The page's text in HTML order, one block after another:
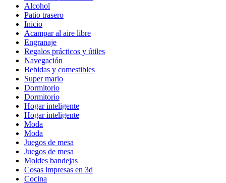
Alcohol
Patio trasero
Inicio
Acampar al aire libre
Engranaje
Regalos prácticos y útiles
Navegación
Bebidas y comestibles
Super mario
Dormitorio
Dormitorio
Hogar inteligente
Hogar inteligente
Moda
Moda
Juegos de mesa
Juegos de mesa
Moldes bandejas
Cosas impresas en 3d
Cocina